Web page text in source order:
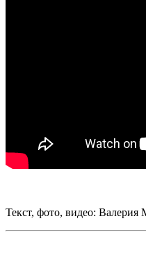
Текст, фото, видео: Валерия